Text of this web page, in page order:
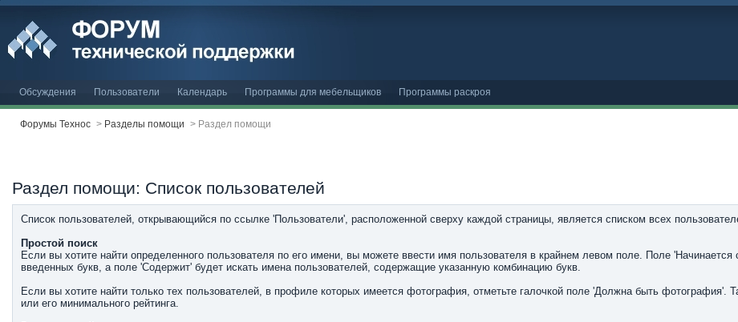
Обсуждения Пользователи Календарь Программы для мебельщиков Программы раскроя
Форумы Технос > Разделы помощи > Раздел помощи
Раздел помощи: Список пользователей
Список пользователей, открывающийся по ссылке 'Пользователи', расположенной сверху каждой страницы, является списком всех
Простой поиск
Если вы хотите найти определенного пользователя по его имени, вы можете ввести имя пользователя в крайнем левом поле. Поле
введенных букв, а поле 'Содержит' будет искать имена пользователей, содержащие указанную комбинацию букв.
Если вы хотите найти только тех пользователей, в профиле которых имеется фотография, отметьте галочкой поле 'Должна быть фотография'.
или его минимального рейтинга.